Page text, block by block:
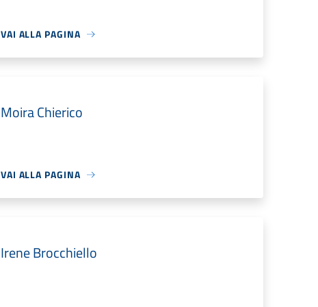
VAI ALLA PAGINA
Moira Chierico
VAI ALLA PAGINA
Irene Brocchiello